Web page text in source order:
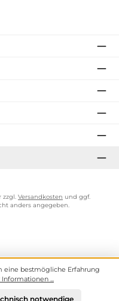
Versandkosten und ggf.
anders angegeben.
eine bestmögliche Erfahrung
...
notwendige